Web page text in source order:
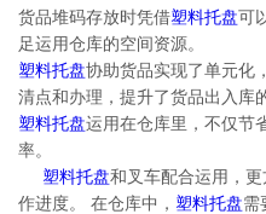
货品堆码存放时凭借塑料托盘可
足运用仓库的空间资源。
塑料托盘协助货品实现了单元化
清点和办理，提升了货品出入库
塑料托盘运用在仓库里，不仅节
率。
塑料托盘和叉车配合运用，
作进度。 在仓库中， 塑料托盘需